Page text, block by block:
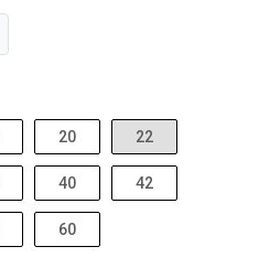
20 22
40 42
60